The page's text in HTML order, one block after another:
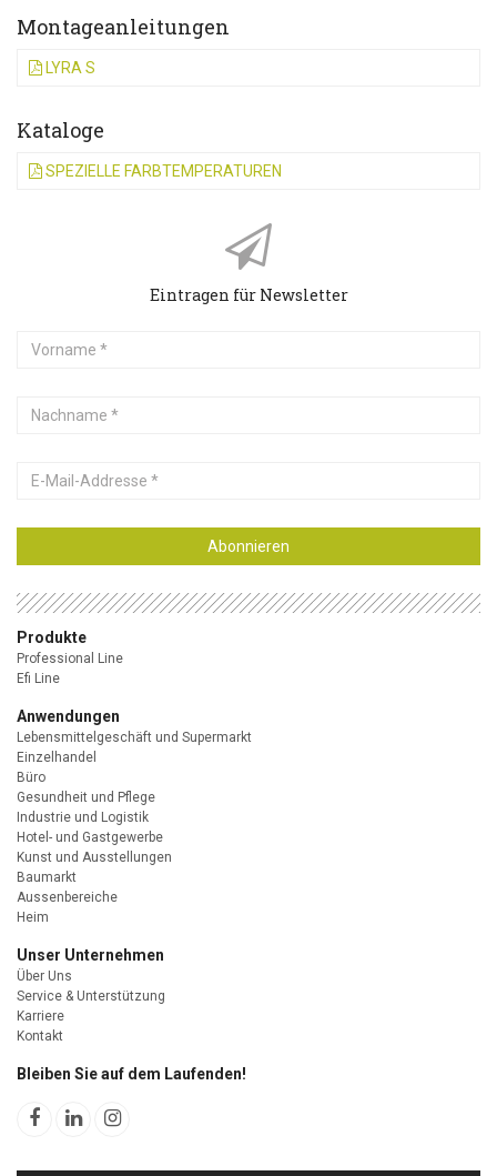
Montageanleitungen
LYRA S
Kataloge
SPEZIELLE FARBTEMPERATUREN
Eintragen für Newsletter
Vorname
Nachname
Abonnieren
Produkte
Professional Line
Efi Line
Anwendungen
Lebensmittelgeschäft und Supermarkt
Einzelhandel
Büro
Gesundheit und Pflege
Industrie und Logistik
Hotel- und Gastgewerbe
Kunst und Ausstellungen
Baumarkt
Aussenbereiche
Heim
Unser Unternehmen
Über Uns
Service & Unterstützung
Karriere
Kontakt
Bleiben Sie auf dem Laufenden!